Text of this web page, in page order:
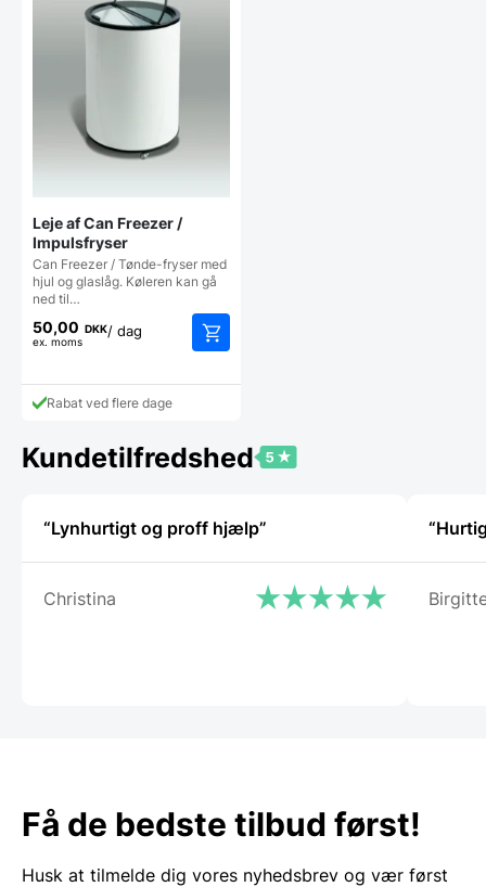
Leje af Can Freezer /
Impulsfryser
Can Freezer / Tønde-fryser med
hjul og glaslåg. Køleren kan gå
ned til…
50,00 DKK
ex. moms
/ dag
Rabat ved flere dage
Kundetilfredshed
“Lynhurtigt og proff hjælp”
Christina
Få de bedste tilbud først!
Husk at tilmelde dig vores nyhedsbrev og vær først